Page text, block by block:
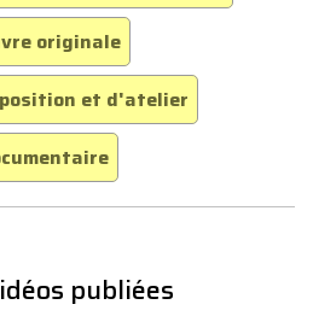
originale
et d'atelier
publiées